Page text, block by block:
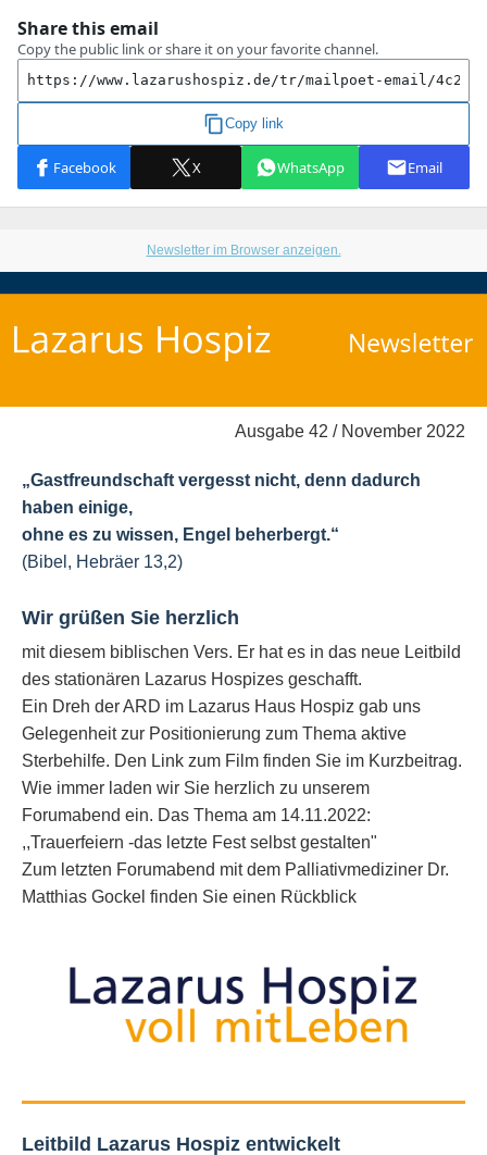
Newsletter im Browser anzeigen.
Ausgabe 42 / November 2022
„Gastfreundschaft vergesst nicht, denn dadurch
haben einige,
ohne es zu wissen, Engel beherbergt.“
(Bibel, Hebräer 13,2)
Wir grüßen Sie herzlich
mit diesem biblischen Vers. Er hat es in das neue Leitbild
des stationären Lazarus Hospizes geschafft.
Ein Dreh der ARD im Lazarus Haus Hospiz gab uns
Gelegenheit zur Positionierung zum Thema aktive
Sterbehilfe. Den Link zum Film finden Sie im Kurzbeitrag.
Wie immer laden wir Sie herzlich zu unserem
Forumabend ein. Das Thema am 14.11.2022:
,,Trauerfeiern -das letzte Fest selbst gestalten"
Zum letzten Forumabend mit dem Palliativmediziner Dr.
Matthias Gockel finden Sie einen Rückblick
Leitbild Lazarus Hospiz entwickelt